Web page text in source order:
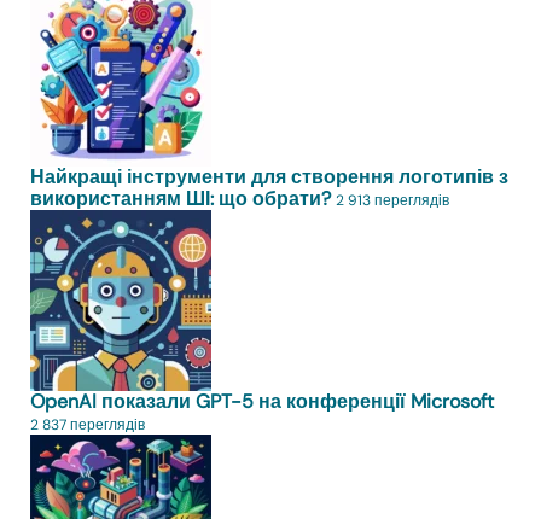
Найкращі інструменти для створення логотипів з
використанням ШІ: що обрати? 2 913 переглядів
OpenAI показали GPT-5 на конференції Microsoft
2 837 переглядів